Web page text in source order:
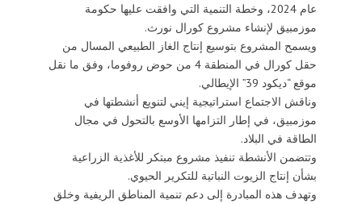
عام 2024، وخطة التنمية التي وافقت عليها حكومة
موزمبيق لإنشاء مشروع كورال نورث.
ويسمح المشروع بتوسيع إنتاج الغاز الطبيعي المسال من
حقل كورال في المنطقة 4 من حوض روفوما، وفق ما نقل
موقع “ديكود 39” الإيطالي.
وناقش الاجتماع استراتيجية إيني لتنويع أنشطتها في
موزمبيق، في إطار التزامها الأوسع بالتحول في مجال
الطاقة في البلاد.
وتتضمن الأنشطة تنفيذ مشروع مبتكر للأغذية الزراعية
بشأن إنتاج الزيوت النباتية للتكرير الحيوي.
وتهدف هذه المبادرة إلى دعم تنمية المناطق الريفية وخلق